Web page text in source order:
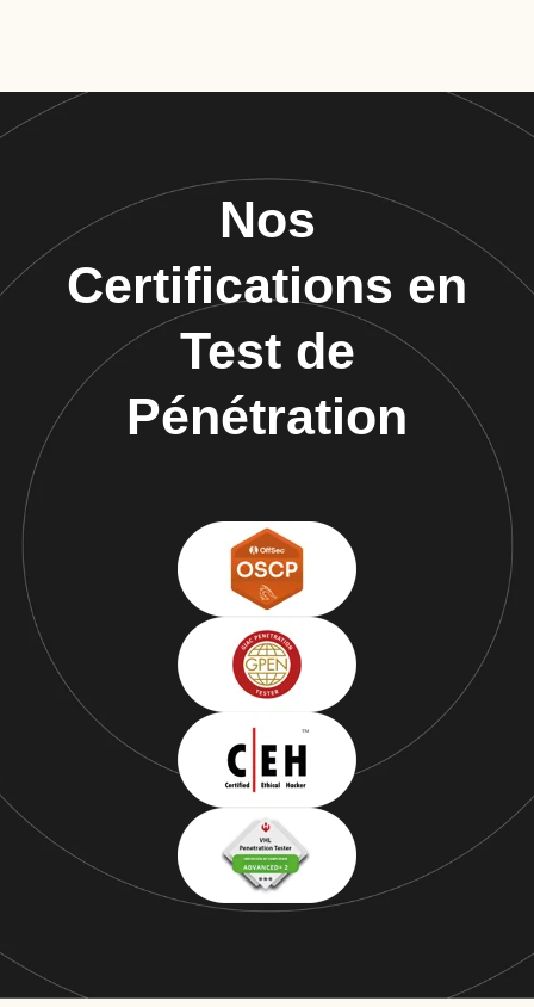
Nos
Certifications en
Test de
Pénétration